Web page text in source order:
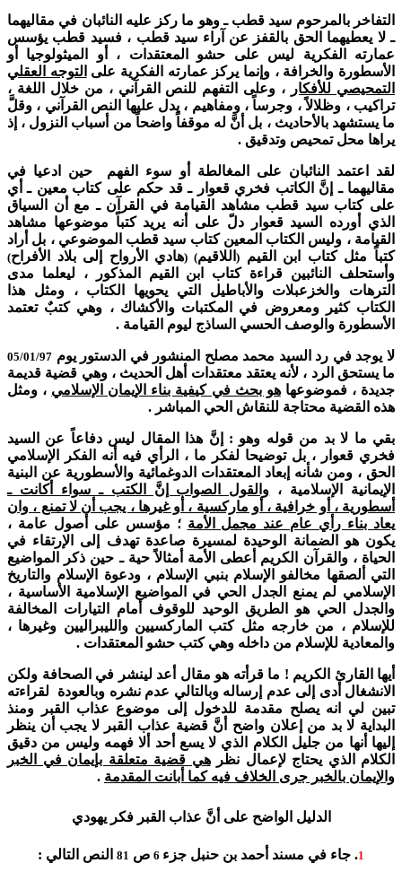
التفاخر بالمرحوم سيد قطب ـ وهو ما ركز عليه النائبان في مقاليهما
ـ لا يعطيهما الحق بالقفز عن آراء سيد قطب ، فسيد قطب يؤسس
عمارته الفكرية ليس على حشو المعتقدات ، أو الميثولوجيا أو
الأسطورة والخرافة ، وإنما يركز عمارته الفكرية على التوجه العقلي
التمحيصي للأفكار
، وعلى التفهم للنص القرآني ، من خلال اللغة ،
تراكيب ، وظلالاً ، وجرساً ، ومفاهيم ، يدل عليها النص القرآني ، وقلَّ
ما يستشهد بالأحاديث ، بل أنَّ له موقفاً واضحاً من أسباب النزول ، إذ
يراها محل تمحيص وتدقيق .
لقد اعتمد النائبان على المغالطة أو سوء الفهم حين ادعيا في
مقاليهما ـ إنَّ الكاتب فخري قعوار ـ قد حكم على كتاب معين ـ أي
على كتاب سيد قطب مشاهد القيامة في القرآن ـ مع أن السياق
الذي أورده السيد قعوار دلّ على أنه يريد كتباً موضوعها مشاهد
القيامة ، وليس الكتاب المعين كتاب سيد قطب الموضوعي ، بل أراد
كتباً مثل كتاب ابن القيم (اللاقيم) (هادي الأرواح إلى بلاد الأفراح)
وأستحلف النائبين قراءة كتاب ابن القيم المذكور ، ليعلما مدى
الترهات والخزعبلات والأباطيل التي يحويها الكتاب ، ومثل هذا
الكتاب كثير ومعروض في المكتبات والأكشاك ، وهي كتبٌ تعتمد
الأسطورة والوصف الحسي الساذج ليوم القيامة .
لا يوجد في رد السيد محمد مصلح المنشور في الدستور يوم 05/01/97
ما يستحق الرد ، لأنه يعتقد معتقدات أهل الحديث ، وهي قضية قديمة
جديدة ، فموضوعهاهو بحث في كيفية بناء الإيمان الإسلامي ، ومثل
هذه القضية محتاجة للنقاش الحي المباشر .
بقي ما لا بد من قوله وهو : إنَّ هذا المقال ليس دفاعاً عن السيد
فخري قعوار ، بل توضيحا لفكر ما ، الرأي فيه أنه الفكر الإسلامي
الحق ، ومن شأنه إبعاد المعتقدات الدوغمائية والأسطورية عن البنية
الإيمانية الإسلامية ، والقول الصواب إنَّ الكتب ـ سواء أكانت ـ
أسطورية ، أو خرافية ، أو ماركسية ، أو غيرها ، يجب أن لا تمنع ، وان
يعاد بناء رأي عام عند مجمل الأمة ؛ مؤسس على أصول عامة ،
يكون هو الضمانة الوحيدة لمسيرة صاعدة تهدف إلى الإرتقاء في
الحياة ، والقرآن الكريم أعطى الأمة أمثالاً حية ـ حين ذكر المواضيع
التي ألصقها مخالفو الإسلام بنبي الإسلام ، ودعوة الإسلام والتاريخ
الإسلامي لم يمنع الجدل الحي في المواضيع الإسلامية الأساسية ،
والجدل الحي هو الطريق الوحيد للوقوف أمام التيارات المخالفة
للإسلام ، من خارجه مثل كتب الماركسيين والليبراليين وغيرها ،
والمعادية للإسلام من داخله وهي كتب حشو المعتقدات .
أيها القارئ الكريم ! ما قرأته هو مقال أعد لينشر في الصحافة ولكن
الانشغال أدى إلى عدم إرساله وبالتالي عدم نشره وبالعودة لقراءته
تبين لي انه يصلح مقدمة للدخول إلى موضوع عذاب القبر ومنذ
البداية لا بد من إعلان واضح أنَّ قضية عذاب القبر لا يجب أن ينظر
إليها أنها من جليل الكلام الذي لا يسع أحد ألا فهمه وليس من دقيق
الكلام الذي يحتاج لإعمال نظرهي قضية متعلقة بإيمان في الخبر
والإيمان بالخبر جرى الخلاف فيه كما أبانت المقدمة .
الدليل الواضح على أنَّ عذاب القبر فكر يهودي
1
. جاء في مسند أحمد بن حنبل جزء ص 81 النص التالي :